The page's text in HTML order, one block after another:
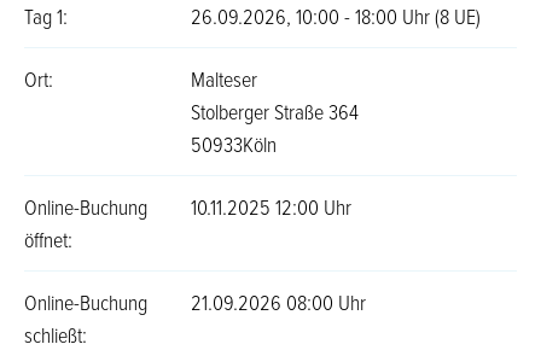
Tag 1: 26.09.2026, 10:00 - 18:00 Uhr (8 UE)
Ort:
Malteser
Stolberger Straße 364
50933Köln
Online-Buchung
öffnet:
10.11.2025 12:00 Uhr
Online-Buchung
schließt:
21.09.2026 08:00 Uhr